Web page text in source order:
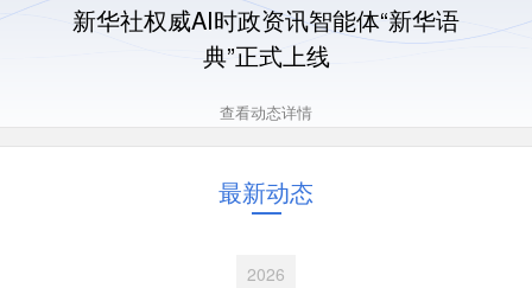
新华社权威AI时政资讯智能体“新华语
典”正式上线
查看动态详情
最新动态
2026